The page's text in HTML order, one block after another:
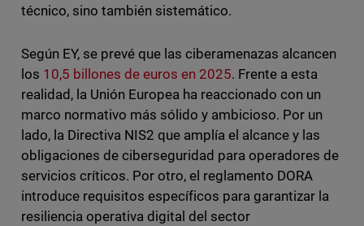
técnico, sino también sistemático.
Según EY, se prevé que las ciberamenazas alcancen
los 10,5 billones de euros en 2025. Frente a esta
realidad, la Unión Europea ha reaccionado con un
marco normativo más sólido y ambicioso. Por un
lado, la Directiva NIS2 que amplía el alcance y las
obligaciones de ciberseguridad para operadores de
servicios críticos. Por otro, el reglamento DORA
introduce requisitos específicos para garantizar la
resiliencia operativa digital del sector